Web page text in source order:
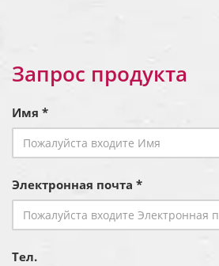
Запрос продукта
Имя *
Электронная почта *
Тел.